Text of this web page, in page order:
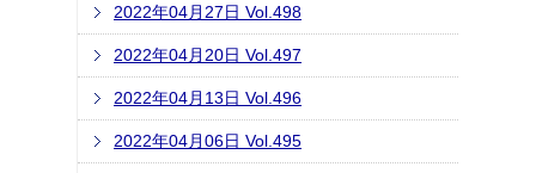
2022年04月27日 Vol.498
2022年04月20日 Vol.497
2022年04月13日 Vol.496
2022年04月06日 Vol.495